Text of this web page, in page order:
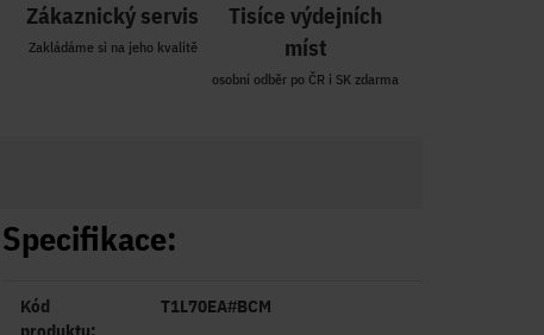
Zákaznický servis
Zakládáme si na jeho kvalitě
Tisíce výdejních
míst
osobní odběr po ČR i SK zdarma
Specifikace:
Kód
T1L70EA#BCM